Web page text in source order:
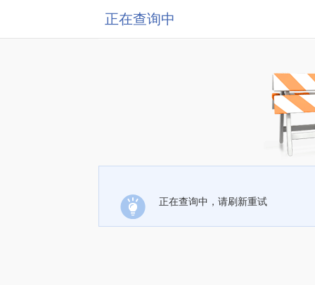
正在查询中
正在查询中，请刷新重试